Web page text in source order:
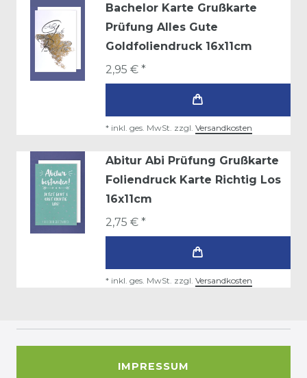
Bachelor Karte Grußkarte
Prüfung Alles Gute
Goldfoliendruck 16x11cm
2,95 € *
* inkl. ges. MwSt. zzgl. Versandkosten
Abitur Abi Prüfung Grußkarte
Foliendruck Karte Richtig Los
16x11cm
2,75 € *
* inkl. ges. MwSt. zzgl. Versandkosten
IMPRESSUM